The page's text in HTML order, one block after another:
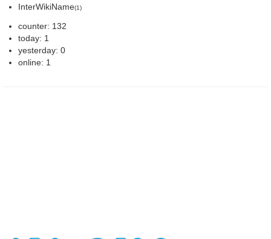
InterWikiName(1)
counter: 132
today: 1
yesterday: 0
online: 1